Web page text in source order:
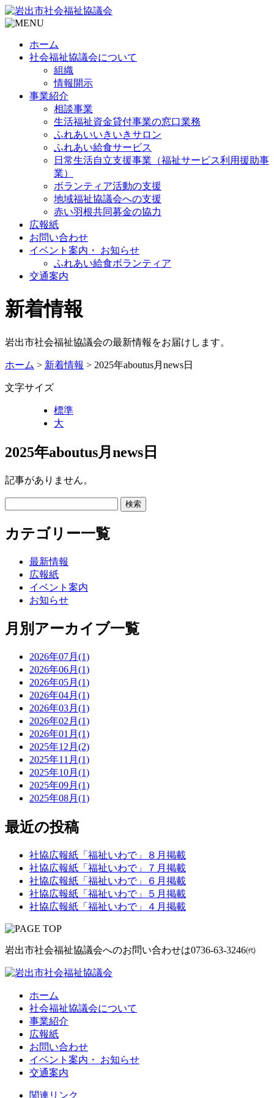
ホーム
社会福祉協議会について
組織
情報開示
事業紹介
相談事業
生活福祉資金貸付事業の窓口業務
ふれあいいきいきサロン
ふれあい給食サービス
日常生活自立支援事業（福祉サービス利用援助事
業）
ボランティア活動の支援
地域福祉協議会への支援
赤い羽根共同募金の協力
広報紙
お問い合わせ
イベント案内・ お知らせ
ふれあい給食ボランティア
交通案内
新着情報
岩出市社会福祉協議会の最新情報をお届けします。
ホーム > 新着情報 > 2025年aboutus月news日
文字サイズ
標準
大
2025年aboutus月news日
記事がありません。
カテゴリー一覧
最新情報
広報紙
イベント案内
お知らせ
月別アーカイブ一覧
2026年07月(1)
2026年06月(1)
2026年05月(1)
2026年04月(1)
2026年03月(1)
2026年02月(1)
2026年01月(1)
2025年12月(2)
2025年11月(1)
2025年10月(1)
2025年09月(1)
2025年08月(1)
最近の投稿
社協広報紙「福祉いわで」８月掲載
社協広報紙「福祉いわで」７月掲載
社協広報紙「福祉いわで」６月掲載
社協広報紙「福祉いわで」５月掲載
社協広報紙「福祉いわで」４月掲載
岩出市社会福祉協議会へのお問い合わせは0736-63-3246㈹
ホーム
社会福祉協議会について
事業紹介
広報紙
お問い合わせ
イベント案内・ お知らせ
交通案内
関連リンク